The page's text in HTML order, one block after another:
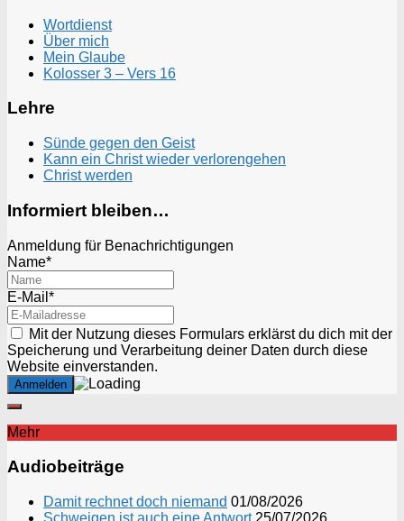
Wortdienst
Über mich
Mein Glaube
Kolosser 3 – Vers 16
Lehre
Sünde gegen den Geist
Kann ein Christ wieder verlorengehen
Christ werden
Informiert bleiben…
Anmeldung für Benachrichtigungen
Name*
E-Mail*
Mit der Nutzung dieses Formulars erklärst du dich mit der
Speicherung und Verarbeitung deiner Daten durch diese
Website einverstanden.
Mehr
Audiobeiträge
Damit rechnet doch niemand 01/08/2026
Schweigen ist auch eine Antwort 25/07/2026